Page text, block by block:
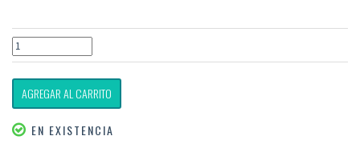
AGREGAR AL CARRITO
EN EXISTENCIA